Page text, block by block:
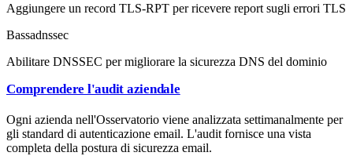
Aggiungere un record TLS-RPT per ricevere report sugli errori TLS
Bassadnssec
Abilitare DNSSEC per migliorare la sicurezza DNS del dominio
Comprendere l'audit aziendale
Ogni azienda nell'Osservatorio viene analizzata settimanalmente per
gli standard di autenticazione email. L'audit fornisce una vista
completa della postura di sicurezza email.